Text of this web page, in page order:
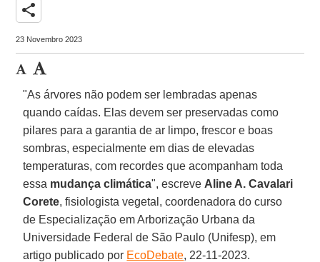
share
23 Novembro 2023
"As árvores não podem ser lembradas apenas
quando caídas. Elas devem ser preservadas como
pilares para a garantia de ar limpo, frescor e boas
sombras, especialmente em dias de elevadas
temperaturas, com recordes que acompanham toda
essa mudança climática", escreve Aline A. Cavalari
Corete, fisiologista vegetal, coordenadora do curso
de Especialização em Arborização Urbana da
Universidade Federal de São Paulo (Unifesp), em
artigo publicado por EcoDebate, 22-11-2023.